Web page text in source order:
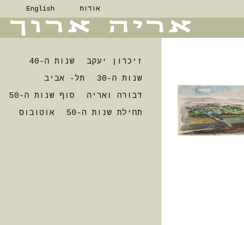
אודות English
זיכרון יעקב
שנות ה-40
שנות ה-30
תל- אביב
דבורה ואריה
סוף שנות ה-50
תחילת שנות ה-50
אוטובוס